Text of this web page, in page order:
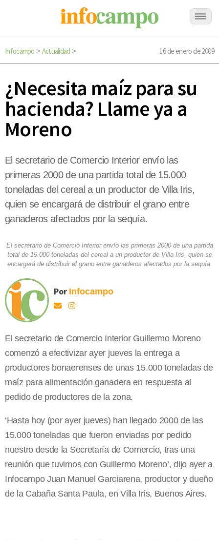
Infocampo > Actualidad > 16 de enero de 2009
¿Necesita maíz para su
hacienda? Llame ya a
Moreno
El secretario de Comercio Interior envío las
primeras 2000 de una partida total de 15.000
toneladas del cereal a un productor de Villa Iris,
quien se encargará de distribuir el grano entre
ganaderos afectados por la sequía.
El secretario de Comercio Interior envío las primeras 2000 de una partida
total de 15.000 toneladas del cereal a un productor de Villa Iris, quien se
encargará de distribuir el grano entre ganaderos afectados por la sequía.
Por Infocampo
El secretario de Comercio Interior Guillermo Moreno
comenzó a efectivizar ayer jueves la entrega a
productores bonaerenses de unas 15.000 toneladas de
maíz para alimentación ganadera en respuesta al
pedido de productores de la zona.
‘Hasta hoy (por ayer jueves) han llegado 2000 de las
15.000 toneladas que fueron enviadas por pedido
nuestro desde la Secretaría de Comercio, tras una
reunión que tuvimos con Guillermo Moreno’, dijo ayer a
Infocampo Juan Manuel Garciarena, productor y dueño
de la Cabaña Santa Paula, en Villa Iris, Buenos Aires.